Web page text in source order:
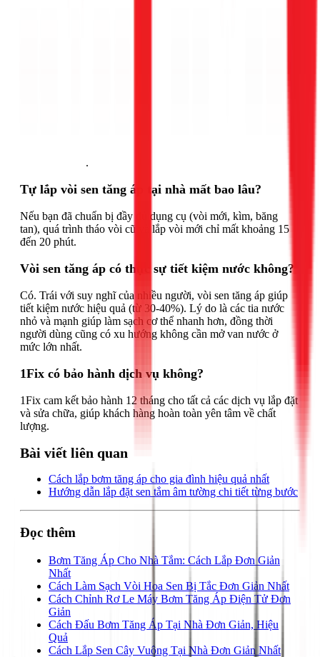
.
Tự lắp vòi sen tăng áp tại nhà mất bao lâu?
Nếu bạn đã chuẩn bị đầy đủ dụng cụ (vòi mới, kìm, băng
tan), quá trình tháo vòi cũ và lắp vòi mới chỉ mất khoảng 15
đến 20 phút.
Vòi sen tăng áp có thực sự tiết kiệm nước không?
Có. Trái với suy nghĩ của nhiều người, vòi sen tăng áp giúp
tiết kiệm nước hiệu quả (từ 30-40%). Lý do là các tia nước
nhỏ và mạnh giúp làm sạch cơ thể nhanh hơn, đồng thời
người dùng cũng có xu hướng không cần mở van nước ở
mức lớn nhất.
1Fix có bảo hành dịch vụ không?
1Fix cam kết bảo hành 12 tháng cho tất cả các dịch vụ lắp đặt
và sửa chữa, giúp khách hàng hoàn toàn yên tâm về chất
lượng.
Bài viết liên quan
Cách lắp bơm tăng áp cho gia đình hiệu quả nhất
Hướng dẫn lắp đặt sen tắm âm tường chi tiết từng bước
Đọc thêm
Bơm Tăng Áp Cho Nhà Tắm: Cách Lắp Đơn Giản
Nhất
Cách Làm Sạch Vòi Hoa Sen Bị Tắc Đơn Giản Nhất
Cách Chỉnh Rơ Le Máy Bơm Tăng Áp Điện Tử Đơn
Giản
Cách Đấu Bơm Tăng Áp Tại Nhà Đơn Giản, Hiệu
Quả
Cách Lắp Sen Cây Vuông Tại Nhà Đơn Giản Nhất